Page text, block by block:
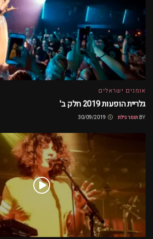
אומנים ישראלים
גלריית הופעות 2019 חלק ב'
BY תומר גילת